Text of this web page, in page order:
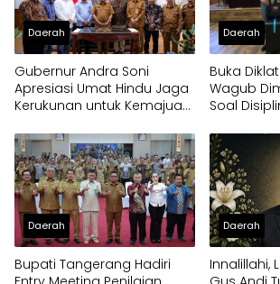
Daerah
Gubernur Andra Soni
Apresiasi Umat Hindu Jaga
Kerukunan untuk Kemajuan
Daerah
Buka
Wagub
Soal
Prestasi
Daerah
Bupati Tangerang Hadiri
Daerah
Innalillahi,